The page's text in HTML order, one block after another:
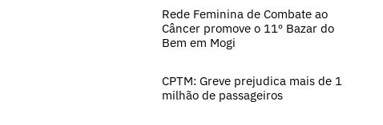
Rede Feminina de Combate ao
Câncer promove o 11º Bazar do
Bem em Mogi
CPTM: Greve prejudica mais de 1
milhão de passageiros